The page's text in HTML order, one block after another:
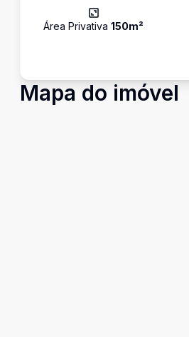
Área Privativa 150m²
Mapa do imóvel